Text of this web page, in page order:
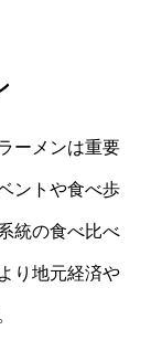
ーメンは重要
ントや食べ歩
統の食べ比べ
り地元経済や